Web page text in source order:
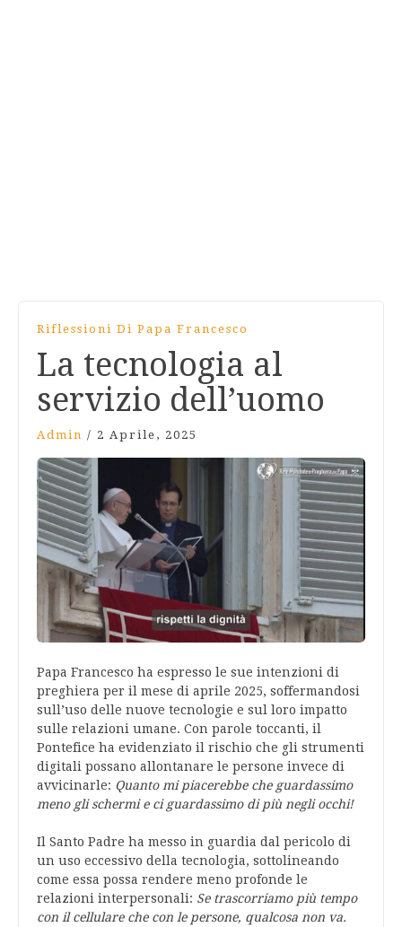
Riflessioni Di Papa Francesco
La tecnologia al
servizio dell’uomo
Admin / 2 Aprile, 2025
Papa Francesco ha espresso le sue intenzioni di
preghiera per il mese di aprile 2025, soffermandosi
sull’uso delle nuove tecnologie e sul loro impatto
sulle relazioni umane. Con parole toccanti, il
Pontefice ha evidenziato il rischio che gli strumenti
digitali possano allontanare le persone invece di
avvicinarle: Quanto mi piacerebbe che guardassimo
meno gli schermi e ci guardassimo di più negli occhi!
Il Santo Padre ha messo in guardia dal pericolo di
un uso eccessivo della tecnologia, sottolineando
come essa possa rendere meno profonde le
relazioni interpersonali: Se trascorriamo più tempo
con il cellulare che con le persone, qualcosa non va.